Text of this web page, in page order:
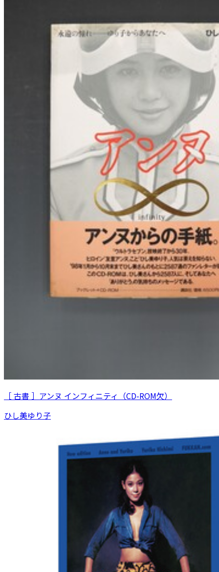
［ 古書 ］アンヌ インフィニティ（CD-ROM欠）
ひし美ゆり子